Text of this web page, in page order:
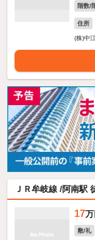
階数/
住所
(株)中
ＪＲ牟岐線 /阿南駅
17万
敷/礼